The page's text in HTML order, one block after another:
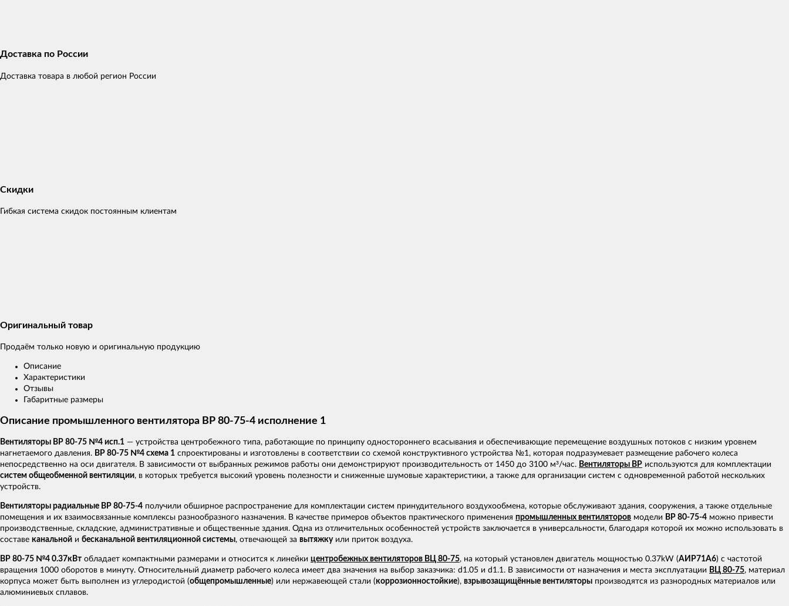
Доставка по России
Доставка товара в любой регион России
Скидки
Гибкая система скидок постоянным клиентам
Оригинальный товар
Продаём только новую и оригинальную продукцию
Описание
Характеристики
Отзывы
Габаритные размеры
Описание промышленного вентилятора ВР 80-75-4 исполнение 1
Вентиляторы ВР 80-75 №4 исп.1 — устройства центробежного типа, работающие по принципу одностороннего всасывания и обеспечивающие перемещение воздушных потоков с низким уровнем
нагнетаемого давления. ВР 80-75 №4 схема 1 спроектированы и изготовлены в соответствии со схемой конструктивного устройства №1, которая подразумевает размещение рабочего колеса
непосредственно на оси двигателя. В зависимости от выбранных режимов работы они демонстрируют производительность от 1450 до 3100 м³/час. Вентиляторы ВР используются для комплектации
систем общеобменной вентиляции, в которых требуется высокий уровень полезности и сниженные шумовые характеристики, а также для организации систем с одновременной работой нескольких
устройств.
Вентиляторы радиальные ВР 80-75-4 получили обширное распространение для комплектации систем принудительного воздухообмена, которые обслуживают здания, сооружения, а также отдельные
помещения и их взаимосвязанные комплексы разнообразного назначения. В качестве примеров объектов практического применения промышленных вентиляторов модели ВР 80-75-4 можно привести
производственные, складские, административные и общественные здания. Одна из отличительных особенностей устройств заключается в универсальности, благодаря которой их можно использовать в
составе канальной и бесканальной вентиляционной системы, отвечающей за вытяжкуили приток воздуха.
ВР 80-75 №4 0.37кВт обладает компактными размерами и относится к линейки центробежных вентиляторов ВЦ 80-75, на который установлен двигатель мощностью 0.37kW (АИР71А6) с частотой
вращения 1000 оборотов в минуту. Относительный диаметр рабочего колеса имеет два значения на выбор заказчика: d1.05 и d1.1. В зависимости от назначения и места эксплуатации ВЦ 80-75, материал
корпуса может быть выполнен из углеродистой (общепромышленные) или нержавеющей стали (коррозионностойкие), взрывозащищённые вентиляторы производятся из разнородных материалов или
алюминиевых сплавов.